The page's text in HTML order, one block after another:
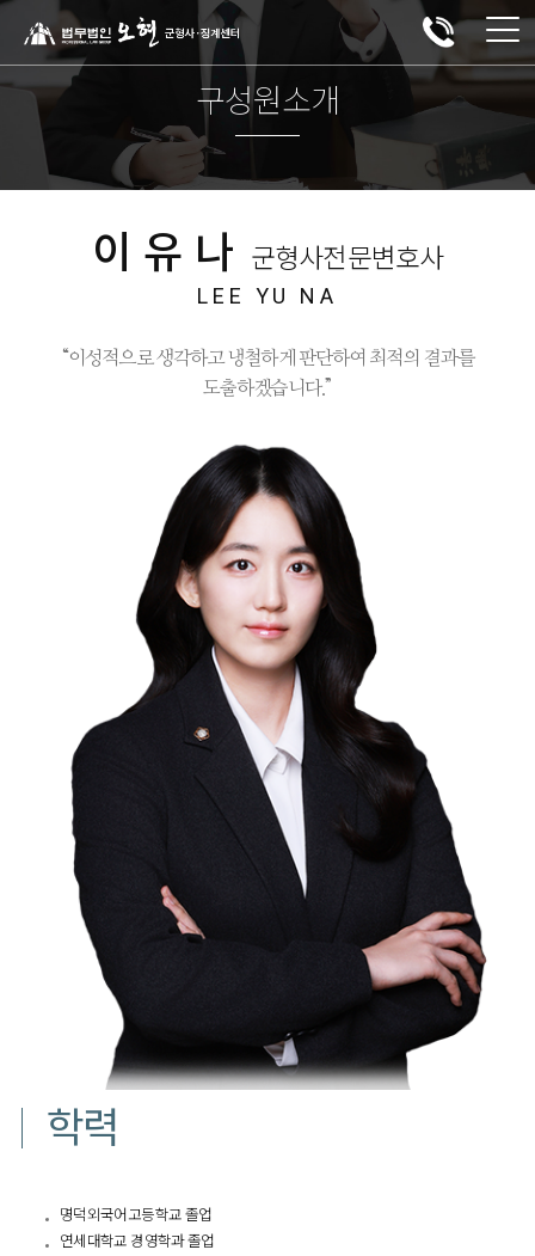
구성원소개
이유나 군형사전문변호사
LEE YU NA
“이성적으로 생각하고 냉철하게 판단하여 최적의 결과를
도출하겠습니다.”
학력
명덕외국어고등학교 졸업
연세대학교 경영학과 졸업